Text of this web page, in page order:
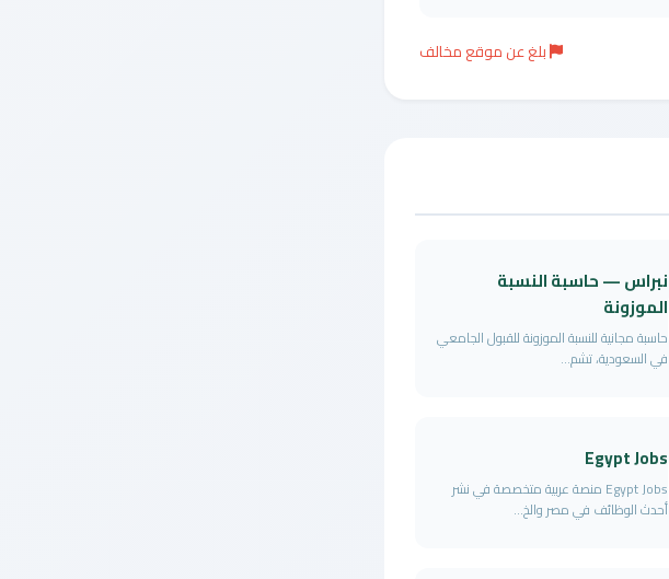
بلغ عن موقع مخالف
نبراس — حاسبة النسبة
الموزونة
حاسبة مجانية للنسبة الموزونة للقبول الجامعي
في السعودية، تشم...
Egypt Jobs
Egypt Jobs منصة عربية متخصصة في نشر
أحدث الوظائف في مصر والخ...